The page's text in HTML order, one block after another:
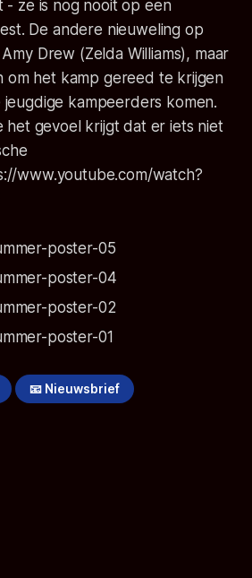
- ze is nog nooit op een
De andere nieuweling op
Drew (Zelda Williams), maar
om het kamp gereed te krijgen
kampeerders komen.
het gevoel krijgt dat er iets niet
www.youtube.com/watch?
📧 Nieuwsbrief